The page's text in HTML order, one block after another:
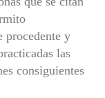
procedente y
las
consiguientes